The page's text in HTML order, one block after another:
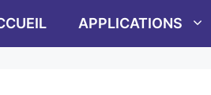
APPLICATIONS